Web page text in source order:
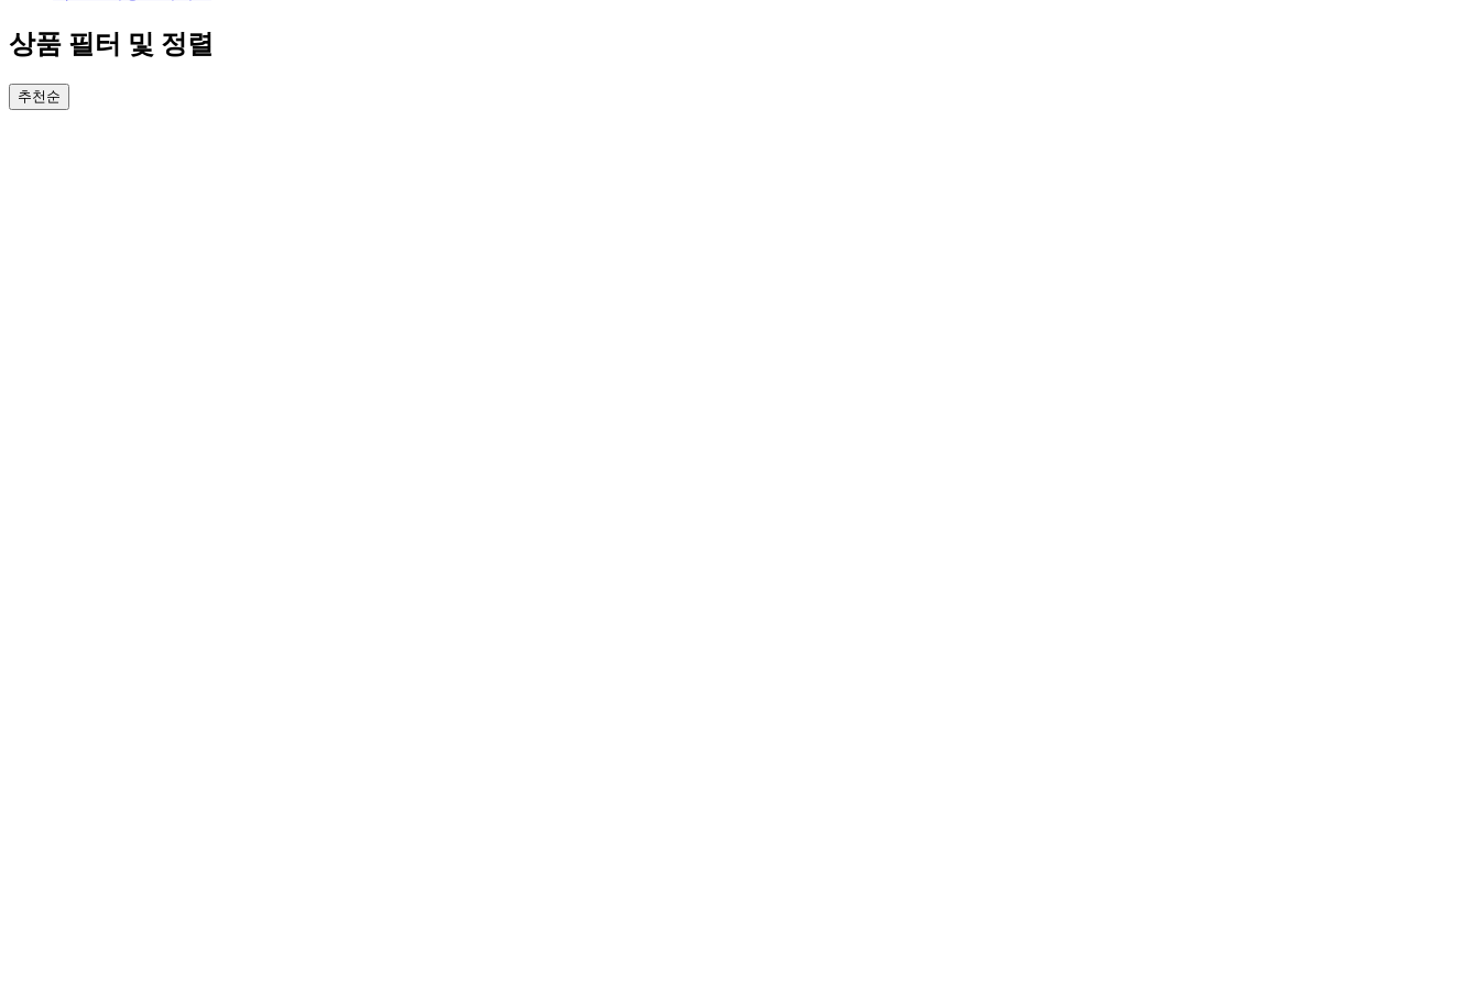
상품 필터 및 정렬
추천순